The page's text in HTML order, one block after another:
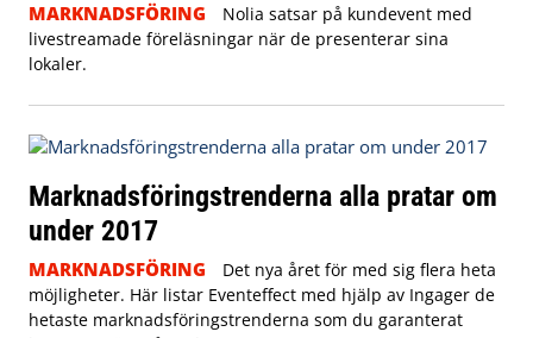
MARKNADSFÖRING
Nolia satsar på kundevent med
livestreamade föreläsningar när de presenterar sina
lokaler.
Marknadsföringstrenderna alla pratar om
under 2017
MARKNADSFÖRING
Det nya året för med sig flera heta
möjligheter. Här listar Eventeffect med hjälp av Ingager de
hetaste marknadsföringstrenderna som du garanterat